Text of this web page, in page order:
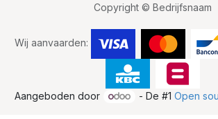
Copyright © Bedrijfsnaam
Wij aanvaarden:
Aangeboden door - De #1Open